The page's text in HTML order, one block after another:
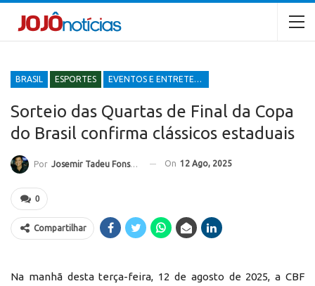
BRASIL ESPORTES EVENTOS E ENTRETENIMENTOS
Sorteio das Quartas de Final da Copa
do Brasil confirma clássicos estaduais
Por Josemir Tadeu Fonseca On 12 Ago, 2025
0
Compartilhar
Na manhã desta terça-feira, 12 de agosto de 2025, a CBF